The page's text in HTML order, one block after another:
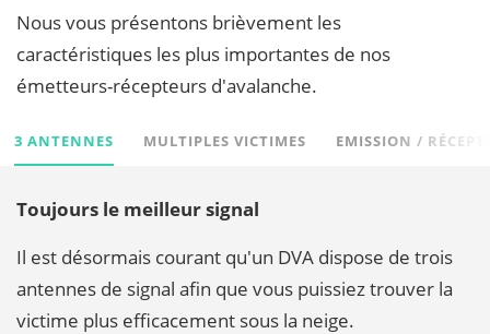
Nous vous présentons brièvement les
caractéristiques les plus importantes de nos
émetteurs-récepteurs d'avalanche.
3 ANTENNES MULTIPLES VICTIMES EMISSION /
Toujours le meilleur signal
Il est désormais courant qu'un DVA dispose de trois
antennes de signal afin que vous puissiez trouver la
victime plus efficacement sous la neige.